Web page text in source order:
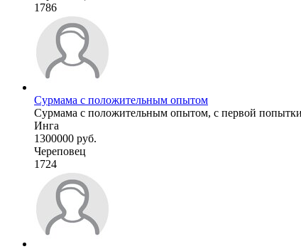
1786
Сурмама с положительным опытом
Сурмама с положительным опытом, с первой
Инга
1300000 руб.
Череповец
1724